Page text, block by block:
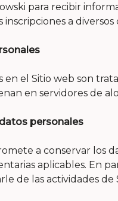
para recibir
a
en el Sitio web son
en servidores de
personales
a conservar los
aplicables. En
de las actividades